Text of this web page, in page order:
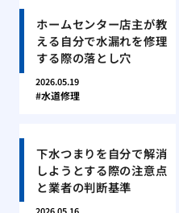
ホームセンター店主が教
える自分で水漏れを修理
する際の落とし穴
2026.05.19
水道修理
下水つまりを自分で解消
しようとする際の注意点
と業者の判断基準